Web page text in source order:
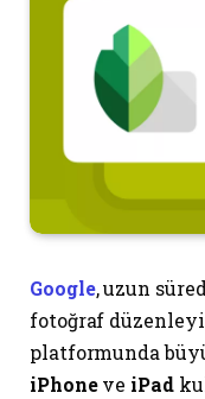
Google, uzun
fotoğraf
platformunda
iPhoneve iPad